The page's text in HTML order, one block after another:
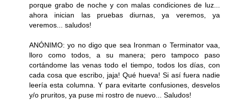
porque grabo de noche y con malas condiciones de luz...
ahora inician las pruebas diurnas, ya veremos, ya
veremos... saludos!
ANÓNIMO: yo no digo que sea Ironman o Terminator vaa,
lloro como todos, a su manera; pero tampoco paso
cortándome las venas todo el tiempo, todos los días, con
cada cosa que escribo, jaja! Qué hueva! Si así fuera nadie
leería esta columna. Y para evitarte confusiones, desvelos
y/o pruritos, ya puse mi rostro de nuevo... Saludos!